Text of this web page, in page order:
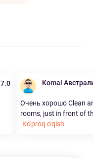
7.0 Komal
Очень хорошо Clean
rooms, just in front of
Ko'proq o'qish